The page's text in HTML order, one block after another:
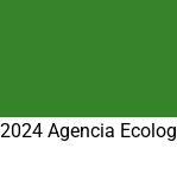
2024 Agencia